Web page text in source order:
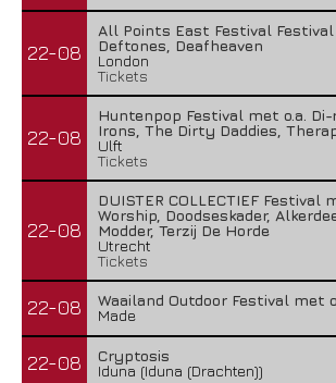
22-08
All Points East Festival Festival
Deftones, Deafheaven
London
Tickets
22-08
Huntenpop Festival met o.a.
Irons, The Dirty Daddies,
Ulft
Tickets
22-08
DUISTER COLLECTIEF Festival
Worship, Doodseskader,
Modder, Terzij De Horde
Utrecht
Tickets
22-08
Waailand Outdoor Festival met
Made
22-08
Cryptosis
Iduna (Iduna (Drachten))